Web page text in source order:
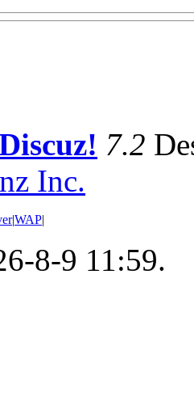
7.2
Inc.
|WAP|
8-9 11:59.